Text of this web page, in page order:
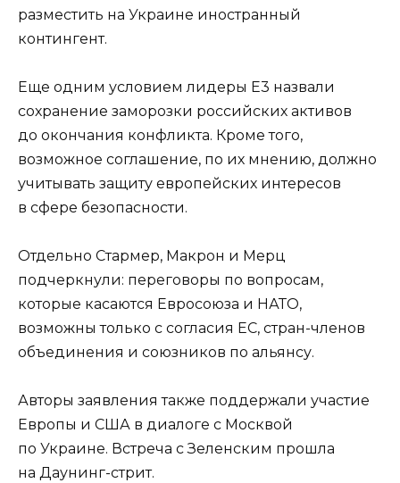
разместить на Украине иностранный
контингент.
Еще одним условием лидеры Е3 назвали
сохранение заморозки российских активов
до окончания конфликта. Кроме того,
возможное соглашение, по их мнению, должно
учитывать защиту европейских интересов
в сфере безопасности.
Отдельно Стармер, Макрон и Мерц
подчеркнули: переговоры по вопросам,
которые касаются Евросоюза и НАТО,
возможны только с согласия ЕС, стран-членов
объединения и союзников по альянсу.
Авторы заявления также поддержали участие
Европы и США в диалоге с Москвой
по Украине. Встреча с Зеленским прошла
на Даунинг-стрит.